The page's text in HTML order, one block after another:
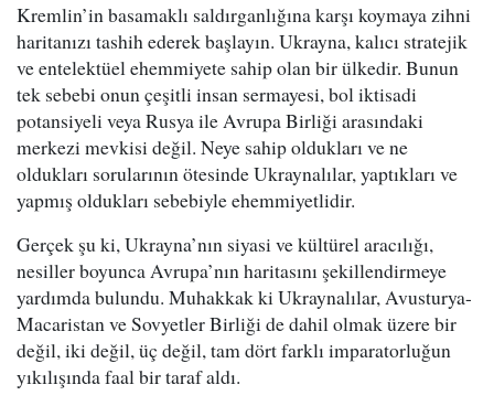
Kremlin’in basamaklı saldırganlığına karşı koymaya zihni
haritanızı tashih ederek başlayın. Ukrayna, kalıcı stratejik
ve entelektüel ehemmiyete sahip olan bir ülkedir. Bunun
tek sebebi onun çeşitli insan sermayesi, bol iktisadi
potansiyeli veya Rusya ile Avrupa Birliği arasındaki
merkezi mevkisi değil. Neye sahip oldukları ve ne
oldukları sorularının ötesinde Ukraynalılar, yaptıkları ve
yapmış oldukları sebebiyle ehemmiyetlidir.
Gerçek şu ki, Ukrayna’nın siyasi ve kültürel aracılığı,
nesiller boyunca Avrupa’nın haritasını şekillendirmeye
yardımda bulundu. Muhakkak ki Ukraynalılar, Avusturya-
Macaristan ve Sovyetler Birliği de dahil olmak üzere bir
değil, iki değil, üç değil, tam dört farklı imparatorluğun
yıkılışında faal bir taraf aldı.